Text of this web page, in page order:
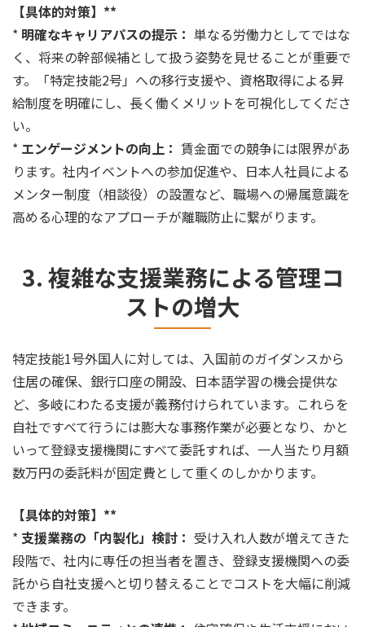
【具体的対策】**
* 明確なキャリアパスの提示： 単なる労働力としてではな
く、将来の幹部候補として扱う姿勢を見せることが重要で
す。「特定技能2号」への移行支援や、資格取得による昇
給制度を明確にし、長く働くメリットを可視化してくださ
い。
* エンゲージメントの向上： 賃金面での競争には限界があ
ります。社内イベントへの参加促進や、日本人社員による
メンター制度（相談役）の設置など、職場への帰属意識を
高める心理的なアプローチが離職防止に繋がります。
3. 複雑な支援業務による管理コ
ストの増大
特定技能1号外国人に対しては、入国前のガイダンスから
住居の確保、銀行口座の開設、日本語学習の機会提供な
ど、多岐にわたる支援が義務付けられています。これらを
自社ですべて行うには膨大な事務作業が必要となり、かと
いって登録支援機関にすべて委託すれば、一人当たり月額
数万円の委託料が固定費として重くのしかかります。
【具体的対策】**
*支援業務の「内製化」検討： 受け入れ人数が増えてきた
段階で、社内に専任の担当者を置き、登録支援機関への委
託から自社支援へと切り替えることでコストを大幅に削減
できます。